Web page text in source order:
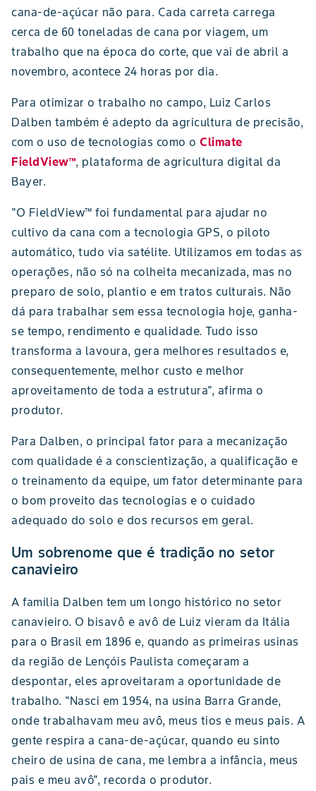
cana-de-açúcar não para. Cada carreta carrega
cerca de 60 toneladas de cana por viagem, um
trabalho que na época do corte, que vai de abril a
novembro, acontece 24 horas por dia.
Para otimizar o trabalho no campo, Luiz Carlos
Dalben também é adepto da agricultura de precisão,
com o uso de tecnologias como o Climate
FieldView™, plataforma de agricultura digital da
Bayer.
"O FieldView™ foi fundamental para ajudar no
cultivo da cana com a tecnologia GPS, o piloto
automático, tudo via satélite. Utilizamos em todas as
operações, não só na colheita mecanizada, mas no
preparo de solo, plantio e em tratos culturais. Não
dá para trabalhar sem essa tecnologia hoje, ganha-
se tempo, rendimento e qualidade. Tudo isso
transforma a lavoura, gera melhores resultados e,
consequentemente, melhor custo e melhor
aproveitamento de toda a estrutura", afirma o
produtor.
Para Dalben, o principal fator para a mecanização
com qualidade é a conscientização, a qualificação e
o treinamento da equipe, um fator determinante para
o bom proveito das tecnologias e o cuidado
adequado do solo e dos recursos em geral.
Um sobrenome que é tradição no setor
canavieiro
A família Dalben tem um longo histórico no setor
canavieiro. O bisavô e avô de Luiz vieram da Itália
para o Brasil em 1896 e, quando as primeiras usinas
da região de Lençóis Paulista começaram a
despontar, eles aproveitaram a oportunidade de
trabalho. "Nasci em 1954, na usina Barra Grande,
onde trabalhavam meu avô, meus tios e meus pais. A
gente respira a cana-de-açúcar, quando eu sinto
cheiro de usina de cana, me lembra a infância, meus
pais e meu avô", recorda o produtor.